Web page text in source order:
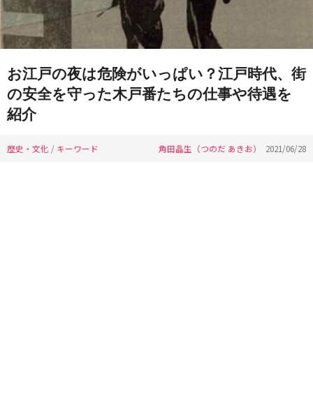
お江戸の夜は危険がいっぱい？江戸時代、街
の安全を守った木戸番たちの仕事や待遇を
紹介
歴史・文化 / キーワード 角田晶生（つのだ あきお） 2021/06/28